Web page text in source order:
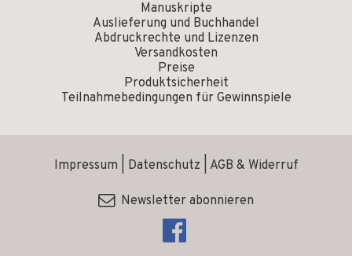
Manuskripte
Auslieferung und Buchhandel
Abdruckrechte und Lizenzen
Versandkosten
Preise
Produktsicherheit
Teilnahmebedingungen für Gewinnspiele
Impressum Datenschutz AGB & Widerruf
Newsletter abonnieren